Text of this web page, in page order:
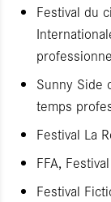
Festival du
Sunny Side
temps
Festival La
FFA,
Festival